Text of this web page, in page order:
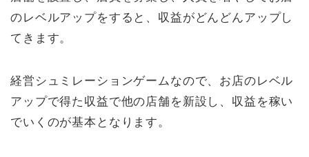
のレベルアップをすると、収益がどんどんアップし
てきます。
経営シュミレーションゲームなので、お店のレベル
アップで得た収益で他の店舗を新設し、収益を稼い
でいくのが基本となります。